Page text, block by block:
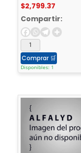
$2,799.37
Compartir:
Comprar 🛒
Disponibles: 1